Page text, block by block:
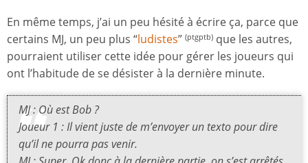
En même temps, j’ai un peu hésité à écrire ça, parce que
certains MJ, un peu plus “ludistes” (ptgptb) que les autres,
pourraient utiliser cette idée pour gérer les joueurs qui
ont l’habitude de se désister à la dernière minute.
MJ : Où est Bob ?
Joueur 1 : Il vient juste de m’envoyer un texto pour dire
qu’il ne pourra pas venir.